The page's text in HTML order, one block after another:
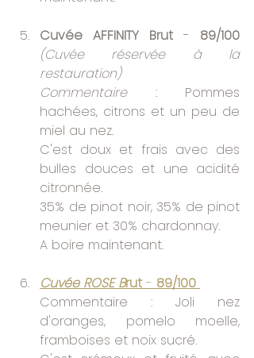
Cuvée AFFINITY Brut -
(Cuvée réservée à la
restauration)
Commentaire : Pommes
hachées, citrons et un peu de
miel au nez.
C'est doux et frais avec des
bulles douces et une acidité
citronnée.
35% de pinot noir, 35% de pinot
meunier et 30% chardonnay.
A boire maintenant.
Cuvée ROSE Brut - 89/100
Commentaire : Joli nez
d'oranges, pomelo moelle,
framboises et noix sucré.